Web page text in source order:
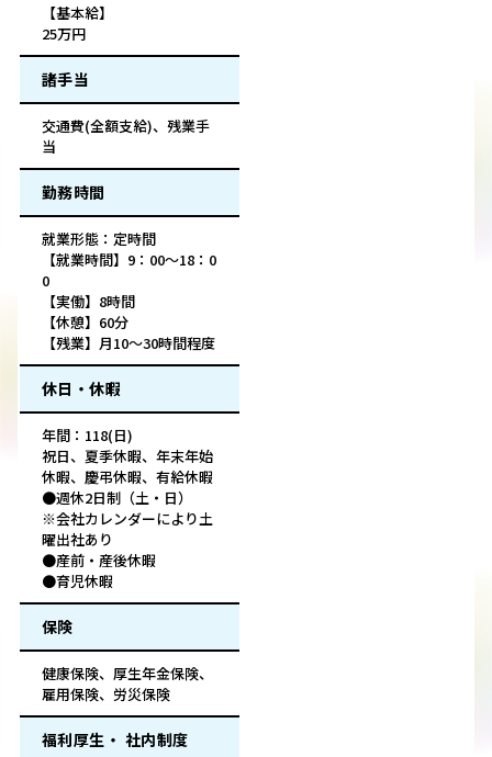
【基本給】
25万円
諸手当
交通費(全額支給)、残業手
当
勤務時間
就業形態：定時間
【就業時間】9：00～18：0
0
【実働】8時間
【休憩】60分
【残業】月10～30時間程度
休日・休暇
年間：118(日)
祝日、夏季休暇、年末年始
休暇、慶弔休暇、有給休暇
●週休2日制（土・日）
※会社カレンダーにより土
曜出社あり
●産前・産後休暇
●育児休暇
保険
健康保険、厚生年金保険、
雇用保険、労災保険
福利厚生・ 社内制度